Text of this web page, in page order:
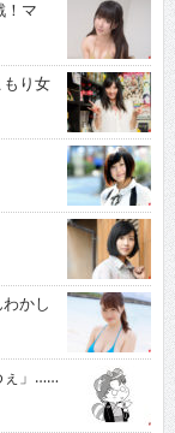
り女
かし
」……
！